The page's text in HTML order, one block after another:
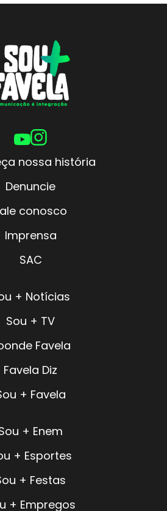
nossa história
Denuncie
conosco
Imprensa
SAC
+ Notícias
Sou + TV
Favela
Favela Diz
+ Favela
+ Enem
+ Esportes
+ Festas
+ Empregos